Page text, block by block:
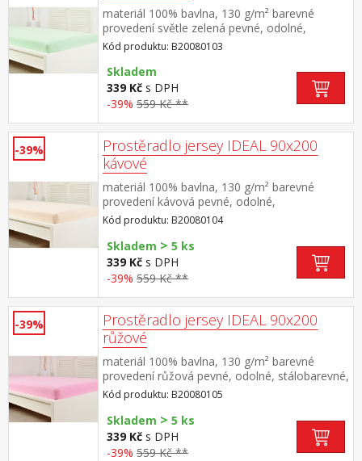
materiál 100% bavlna, 130 g/m² barevné
provedení světle zelená pevné, odolné,
stálobarevné, obšito gumou pro matrace do
výšky 25 cm pratelné do 60 °C
Kód produktu: B20080103
Skladem
339 Kč s DPH
-39% 559 Kč **
-39%
Prostěradlo jersey IDEAL 90x200
kávové
materiál 100% bavlna, 130 g/m² barevné
provedení kávová pevné, odolné,
stálobarevné, obšito gumou pro matrace do
výšky 25 cm pratelné do 60 °C
Kód produktu: B20080104
Skladem > 5 ks
339 Kč s DPH
-39% 559 Kč **
-39%
Prostěradlo jersey IDEAL 90x200
růžové
materiál 100% bavlna, 130 g/m² barevné
provedení růžová pevné, odolné, stálobarevné,
obšito gumou pro matrace do výšky 25
cm pratelné do 60 °C
Kód produktu: B20080105
Skladem > 5 ks
339 Kč s DPH
-39% 559 Kč **